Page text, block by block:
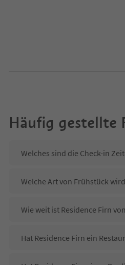
Häufig gestellte
Welches sind die Check-in
Welche Art von Frühstück
Wie weit ist Residence Firn
Hat Residence Firn ein